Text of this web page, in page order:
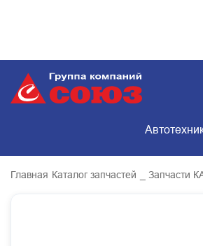
Главная Каталог запчастей _ Запчасти